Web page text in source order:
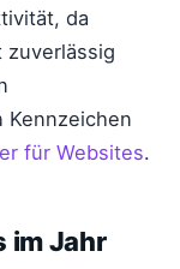
da
zuverlässig
Kennzeichen
für Websites.
im Jahr